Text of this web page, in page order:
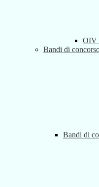
OIV
Bandi di
Bandi di